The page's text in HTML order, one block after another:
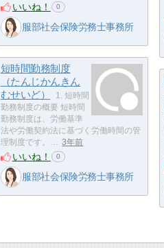
いいね！ 0
服部社会保険労務士事務所
短時間勤務制度
（たんじかんきん
むせいど）
1. 短時間
勤務制度の概要 短時間
勤務制度は、労働基準
法や労働契約法に基づく労働時間の管
理制度です。… 3年前
いいね！ 0
服部社会保険労務士事務所